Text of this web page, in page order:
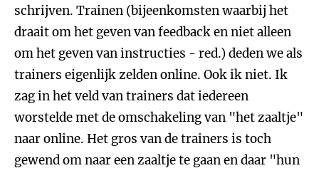
schrijven. Trainen (bijeenkomsten waarbij het
draait om het geven van feedback en niet alleen
om het geven van instructies - red.) deden we als
trainers eigenlijk zelden online. Ook ik niet. Ik
zag in het veld van trainers dat iedereen
worstelde met de omschakeling van "het zaaltje"
naar online. Het gros van de trainers is toch
gewend om naar een zaaltje te gaan en daar "hun